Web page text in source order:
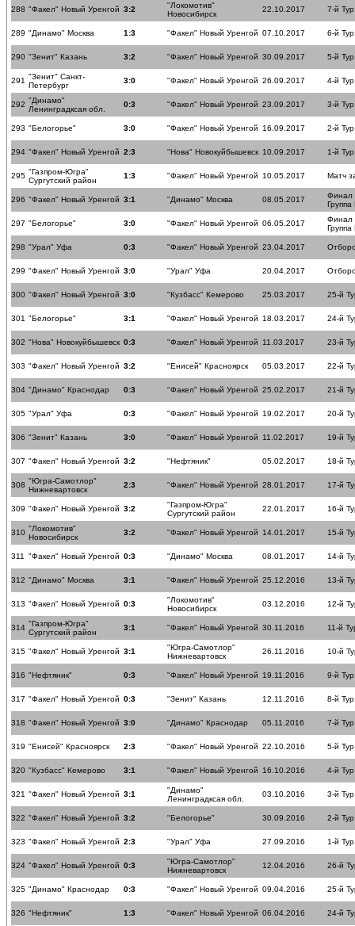
288 "Факел" Новый Уренгой 3:2
"Локомотив"
Новосибирск
22.10.2017 7-й Тур
289 "Динамо" Москва 1:3 "Факел" Новый Уренгой 07.10.2017 6-й Тур
290 "Зенит" Казань 3:2 "Факел" Новый Уренгой 30.09.2017 5-й Тур
291 "Зенит" Санкт-
Петербург
3:0 "Факел" Новый Уренгой 26.09.2017 4-й Тур
292 "Динамо"
Ленинградксая обл.
0:3 "Факел" Новый Уренгой 23.09.2017 3-й Тур
293 "Белогорье" 3:0 "Факел" Новый Уренгой 16.09.2017 2-й Тур
294 "Факел" Новый Уренгой 2:3 "Нова" Новокуйбышевск 10.09.2017 1-й Тур
295 "Газпром-Югра"
Сургутский район
1:3 "Факел" Новый Уренгой 10.05.2017 Матч
296 "Факел" Новый Уренгой 3:1 "Динамо" Москва 08.05.2017
Финал
Группа
297 "Белогорье" 3:0 "Факел" Новый Уренгой 06.05.2017
Финал
Группа
298 "Урал" Уфа 0:3 "Факел" Новый Уренгой 23.04.2017
299 "Факел" Новый Уренгой 3:0 "Урал" Уфа 20.04.2017
300 "Факел" Новый Уренгой 3:0 "Кузбасс" Кемерово 25.03.2017 25-й
301 "Белогорье" 3:1 "Факел" Новый Уренгой 18.03.2017 24-й
302 "Нова" Новокуйбышевск 0:3 "Факел" Новый Уренгой 11.03.2017 23-й
303 "Факел" Новый Уренгой 3:2 "Енисей" Красноярск 05.03.2017 22-й
304 "Динамо" Краснодар 0:3 "Факел" Новый Уренгой 25.02.2017 21-й
305 "Урал" Уфа 0:3 "Факел" Новый Уренгой 19.02.2017 20-й
306 "Зенит" Казань 3:0 "Факел" Новый Уренгой 11.02.2017 19-й
307 "Факел" Новый Уренгой 3:2 "Нефтяник" 05.02.2017 18-й
308 "Югра-Самотлор"
Нижневартовск
2:3 "Факел" Новый Уренгой 28.01.2017 17-й
309 "Факел" Новый Уренгой 3:2
"Газпром-Югра"
Сургутский район
22.01.2017 16-й
310 "Локомотив"
Новосибирск
3:2 "Факел" Новый Уренгой 14.01.2017 15-й
311 "Факел" Новый Уренгой 0:3 "Динамо" Москва 08.01.2017 14-й
312 "Динамо" Москва 3:1 "Факел" Новый Уренгой 25.12.2016 13-й
313 "Факел" Новый Уренгой 0:3
"Локомотив"
Новосибирск
03.12.2016 12-й
314 "Газпром-Югра"
Сургутский район
3:1 "Факел" Новый Уренгой 30.11.2016 11-й
315 "Факел" Новый Уренгой 3:1
"Югра-Самотлор"
Нижневартовск
26.11.2016 10-й
316 "Нефтяник" 0:3 "Факел" Новый Уренгой 19.11.2016 9-й Тур
317 "Факел" Новый Уренгой 0:3 "Зенит" Казань 12.11.2016 8-й Тур
318 "Факел" Новый Уренгой 3:0 "Динамо" Краснодар 05.11.2016 7-й Тур
319 "Енисей" Красноярск 2:3 "Факел" Новый Уренгой 22.10.2016 5-й Тур
320 "Кузбасс" Кемерово 3:1 "Факел" Новый Уренгой 16.10.2016 4-й Тур
321 "Факел" Новый Уренгой 3:1
"Динамо"
Ленинградксая обл.
03.10.2016 3-й Тур
322 "Факел" Новый Уренгой 3:2 "Белогорье" 30.09.2016 2-й Тур
323 "Факел" Новый Уренгой 2:3 "Урал" Уфа 27.09.2016 1-й Тур
324 "Факел" Новый Уренгой 0:3
"Югра-Самотлор"
Нижневартовск
12.04.2016 26-й
325 "Динамо" Краснодар 0:3 "Факел" Новый Уренгой 09.04.2016 25-й
326 "Нефтяник" 1:3 "Факел" Новый Уренгой 06.04.2016 24-й